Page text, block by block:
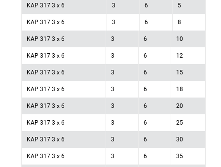
KAP 317 3 x 6 3 6 5
KAP 317 3 x 6 3 6 8
KAP 317 3 x 6 3 6 10
KAP 317 3 x 6 3 6 12
KAP 317 3 x 6 3 6 15
KAP 317 3 x 6 3 6 18
KAP 317 3 x 6 3 6 20
KAP 317 3 x 6 3 6 25
KAP 317 3 x 6 3 6 30
KAP 317 3 x 6 3 6 35